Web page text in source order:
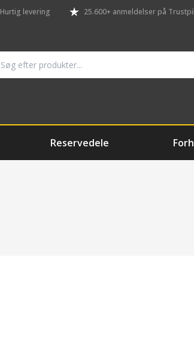
Hurtig levering 25.600+ anmeldelser på
Reservedele